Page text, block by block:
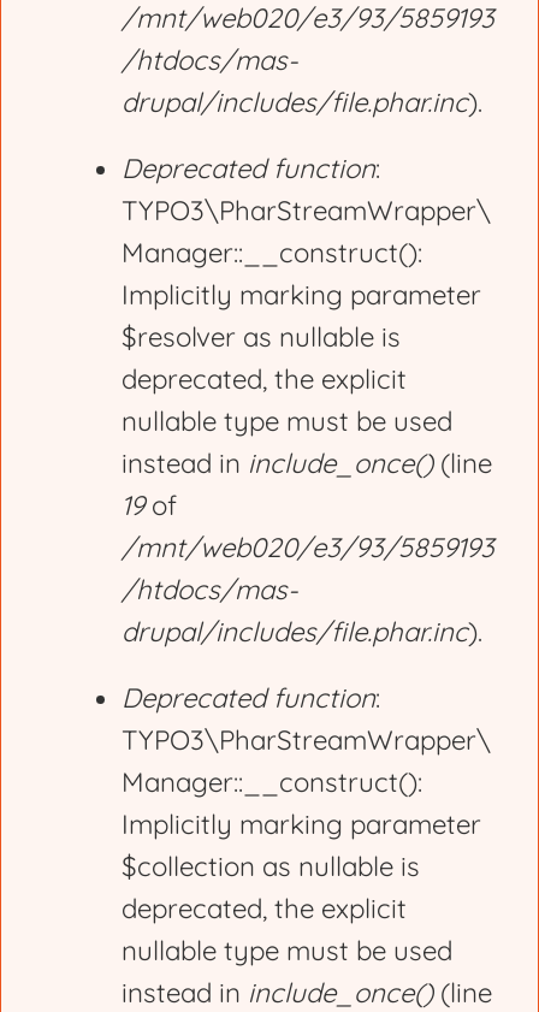
/mnt/web020/e3/93/5859193
/htdocs/mas-
drupal/includes/file.phar.inc).
Deprecated function:
TYPO3\PharStreamWrapper\
Manager::__construct():
Implicitly marking parameter
$resolver as nullable is
deprecated, the explicit
nullable type must be used
instead in include_once()(line
19of
/mnt/web020/e3/93/5859193
/htdocs/mas-
drupal/includes/file.phar.inc).
Deprecated function:
TYPO3\PharStreamWrapper\
Manager::__construct():
Implicitly marking parameter
$collection as nullable is
deprecated, the explicit
nullable type must be used
instead in include_once()(line